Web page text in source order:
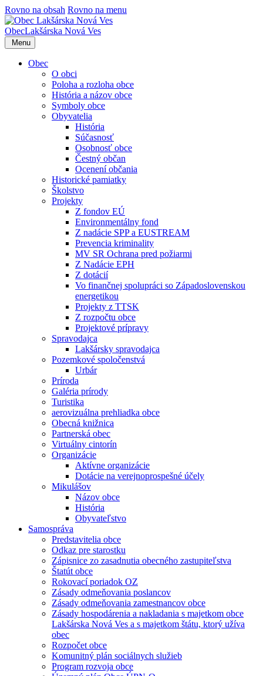
Rovno na obsah Rovno na menu
ObecLakšárska Nová Ves
Menu
Obec
O obci
Poloha a rozloha obce
História a názov obce
Symboly obce
Obyvatelia
História
Súčasnosť
Osobnosť obce
Čestný občan
Ocenení občania
Historické pamiatky
Školstvo
Projekty
Z fondov EÚ
Environmentálny fond
Z nadácie SPP a EUSTREAM
Prevencia kriminality
MV SR Ochrana pred požiarmi
Z Nadácie EPH
Z dotácií
Vo finančnej spolupráci so Západoslovenskou
energetikou
Projekty z TTSK
Z rozpočtu obce
Projektové prípravy
Spravodajca
Lakšársky spravodajca
Pozemkové spoločenstvá
Urbár
Príroda
Galéria prírody
Turistika
aerovizuálna prehliadka obce
Obecná knižnica
Partnerská obec
Virtuálny cintorín
Organizácie
Aktívne organizácie
Dotácie na verejnoprospešné účely
Mikulášov
Názov obce
História
Obyvateľstvo
Samospráva
Predstavitelia obce
Odkaz pre starostku
Zápisnice zo zasadnutia obecného zastupiteľstva
Štatút obce
Rokovací poriadok OZ
Zásady odmeňovania poslancov
Zásady odmeňovania zamestnancov obce
Zásady hospodárenia a nakladania s majetkom obce
Lakšárska Nová Ves a s majetkom štátu, ktorý užíva
obec
Rozpočet obce
Komunitný plán sociálnych služieb
Program rozvoja obce